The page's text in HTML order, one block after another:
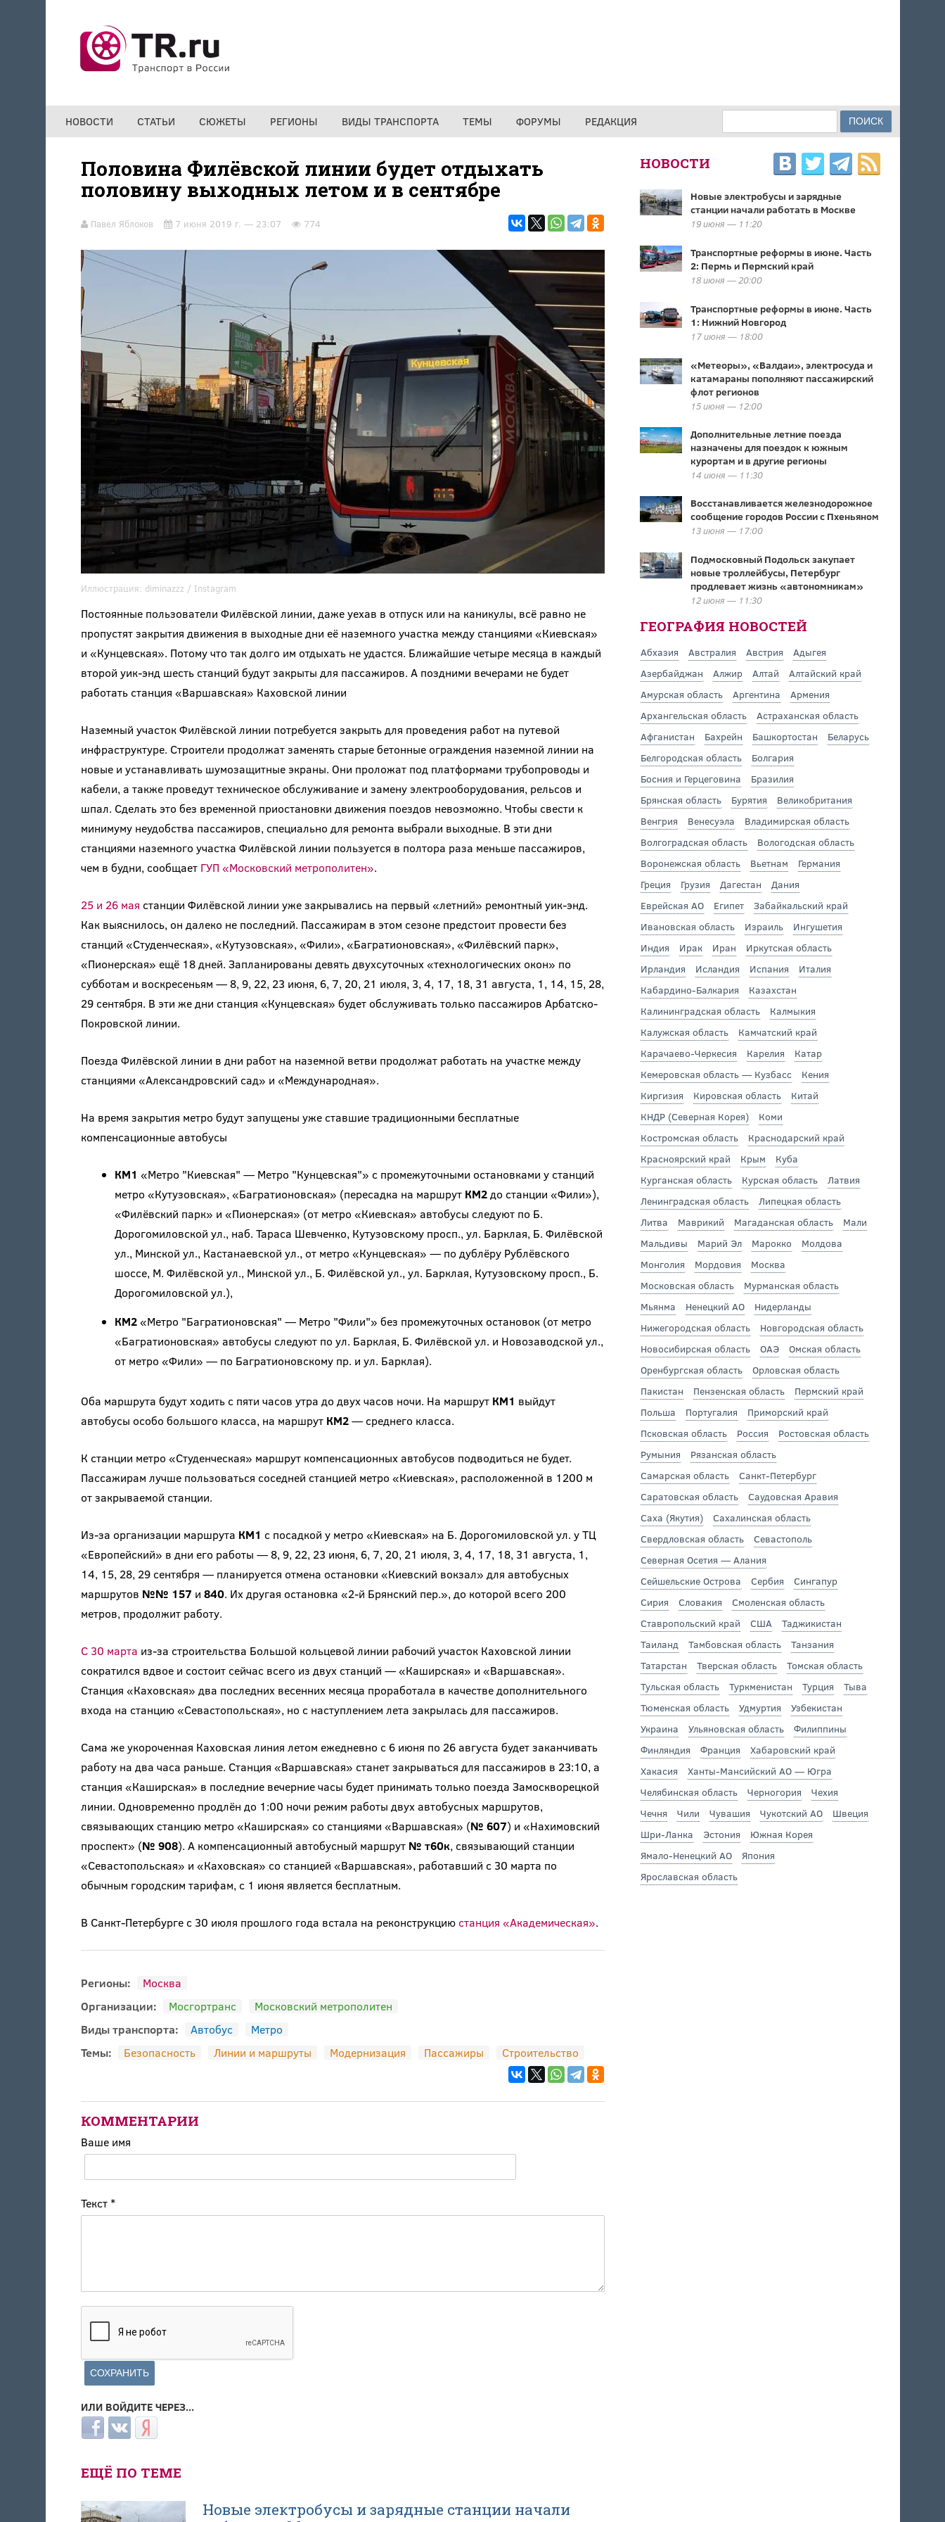
НОВОСТИ СТАТЬИ СЮЖЕТЫ РЕГИОНЫ ВИДЫ ТРАНСПОРТА ТЕМЫ ФОРУМЫ РЕДАКЦИЯ ФОРМА ПОИСКА
Половина Филёвской линии будет отдыхать
половину выходных летом и в сентябре
Павел Яблоков 7 июня 2019 г. — 23:07 774
Иллюстрация: diminazzz / Instagram
Постоянные пользователи Филёвской линии, даже уехав в отпуск или на каникулы, всё равно не
пропустят закрытия движения в выходные дни её наземного участка между станциями «Киевская»
и «Кунцевская». Потому что так долго им отдыхать не удастся. Ближайшие четыре месяца в каждый
второй уик-энд шесть станций будут закрыты для пассажиров. А поздними вечерами не будет
работать станция «Варшавская» Каховской линии
Наземный участок Филёвской линии потребуется закрыть для проведения работ на путевой
инфраструктуре. Строители продолжат заменять старые бетонные ограждения наземной линии на
новые и устанавливать шумозащитные экраны. Они проложат под платформами трубопроводы и
кабели, а также проведут техническое обслуживание и замену электрооборудования, рельсов и
шпал. Сделать это без временной приостановки движения поездов невозможно. Чтобы свести к
минимуму неудобства пассажиров, специально для ремонта выбрали выходные. В эти дни
станциями наземного участка Филёвской линии пользуется в полтора раза меньше пассажиров,
чем в будни, сообщает ГУП «Московский метрополитен».
25 и 26 мая станции Филёвской линии уже закрывались на первый «летний» ремонтный уик-энд.
Как выяснилось, он далеко не последний. Пассажирам в этом сезоне предстоит провести без
станций «Студенческая», «Кутузовская», «Фили», «Багратионовская», «Филёвский парк»,
«Пионерская» ещё 18 дней. Запланированы девять двухсуточных «технологических окон» по
субботам и воскресеньям — 8, 9, 22, 23 июня, 6, 7, 20, 21 июля, 3, 4, 17, 18, 31 августа, 1, 14, 15, 28,
29 сентября. В эти же дни станция «Кунцевская» будет обслуживать только пассажиров Арбатско-
Покровской линии.
Поезда Филёвской линии в дни работ на наземной ветви продолжат работать на участке между
станциями «Александровский сад» и «Международная».
На время закрытия метро будут запущены уже ставшие традиционными бесплатные
компенсационные автобусы
КМ1 «Метро "Киевская" — Метро "Кунцевская"» с промежуточными остановками у станций
метро «Кутузовская», «Багратионовская» (пересадка на маршрут КМ2до станции «Фили»),
«Филёвский парк» и «Пионерская» (от метро «Киевская» автобусы следуют по Б.
Дорогомиловской ул., наб. Тараса Шевченко, Кутузовскому просп., ул. Барклая, Б. Филёвской
ул., Минской ул., Кастанаевской ул., от метро «Кунцевская» — по дублёру Рублёвского
шоссе, М. Филёвской ул., Минской ул., Б. Филёвской ул., ул. Барклая, Кутузовскому просп., Б.
Дорогомиловской ул.),
КМ2«Метро "Багратионовская" — Метро "Фили"» без промежуточных остановок (от метро
«Багратионовская» автобусы следуют по ул. Барклая, Б. Филёвской ул. и Новозаводской ул.,
от метро «Фили» — по Багратионовскому пр. и ул. Барклая).
Оба маршрута будут ходить с пяти часов утра до двух часов ночи. На маршрут КМ1 выйдут
автобусы особо большого класса, на маршрут КМ2— среднего класса.
К станции метро «Студенческая» маршрут компенсационных автобусов подводиться не будет.
Пассажирам лучше пользоваться соседней станцией метро «Киевская», расположенной в 1200 м
от закрываемой станции.
Из-за организации маршрута КМ1 с посадкой у метро «Киевская» на Б. Дорогомиловской ул. у ТЦ
«Европейский» в дни его работы — 8, 9, 22, 23 июня, 6, 7, 20, 21 июля, 3, 4, 17, 18, 31 августа, 1,
14, 15, 28, 29 сентября — планируется отмена остановки «Киевский вокзал» для автобусных
маршрутов №№ 157 и 840. Их другая остановка «2-й Брянский пер.», до которой всего 200
метров, продолжит работу.
С 30 марта из-за строительства Большой кольцевой линии рабочий участок Каховской линии
сократился вдвое и состоит сейчас всего из двух станций — «Каширская» и «Варшавская».
Станция «Каховская» два последних весенних месяца проработала в качестве дополнительного
входа на станцию «Севастопольская», но с наступлением лета закрылась для пассажиров.
Сама же укороченная Каховская линия летом ежедневно с 6 июня по 26 августа будет заканчивать
работу на два часа раньше. Станция «Варшавская» станет закрываться для пассажиров в 23:10, а
станция «Каширская» в последние вечерние часы будет принимать только поезда Замоскворецкой
линии. Одновременно продлён до 1:00 ночи режим работы двух автобусных маршрутов,
связывающих станцию метро «Каширская» со станциями «Варшавская» (№ 607) и «Нахимовский
проспект» (№ 908). А компенсационный автобусный маршрут № т60к, связывающий станции
«Севастопольская» и «Каховская» со станцией «Варшавская», работавший с 30 марта по
обычным городским тарифам, с 1 июня является бесплатным.
В Санкт-Петербурге с 30 июля прошлого года встала на реконструкцию станция «Академическая».
Регионы:
Москва
Организации:
Мосгортранс
Московский метрополитен
Виды транспорта:
Автобус
Метро
Темы:
Безопасность Линии и маршруты Модернизация Пассажиры Строительство
КОММЕНТАРИИ
Ваше имя
Текст *
ИЛИ ВОЙДИТЕ ЧЕРЕЗ...
Login with Facebook
Login with ВКонтакте
Login with Яндекс
ЕЩЁ ПО ТЕМЕ
Новые электробусы и зарядные станции начали
НОВОСТИ
Новые электробусы и зарядные
станции начали работать в Москве
19 июня — 11:20
Транспортные реформы в июне. Часть
2: Пермь и Пермский край
18 июня — 20:00
Транспортные реформы в июне. Часть
1: Нижний Новгород
17 июня — 18:00
«Метеоры», «Валдаи», электросуда и
катамараны пополняют пассажирский
флот регионов
15 июня — 12:00
Дополнительные летние поезда
назначены для поездок к южным
курортам и в другие регионы
14 июня — 11:30
Восстанавливается железнодорожное
сообщение городов России с Пхеньяном
13 июня — 17:00
Подмосковный Подольск закупает
новые троллейбусы, Петербург
продлевает жизнь «автономникам»
12 июня — 11:30
ГЕОГРАФИЯ НОВОСТЕЙ
Абхазия Австралия Австрия
Адыгея
Азербайджан
Алжир Алтай
Алтайский край
Амурская область
Аргентина
Армения
Архангельская область
Астраханская область
Афганистан
Бахрейн Башкортостан
Беларусь
Белгородская область
Болгария
Босния и Герцеговина
Бразилия
Брянская область
Бурятия
Великобритания
Венгрия
Венесуэла
Владимирская область
Волгоградская область
Вологодская область
Воронежская область
Вьетнам
Германия
Греция
Грузия Дагестан
Дания
Еврейская АО
Египет
Забайкальский край
Ивановская область
Израиль
Ингушетия
Индия
Ирак Иран
Иркутская область
Ирландия
Исландия Испания
Италия
Кабардино-Балкария
Казахстан
Калининградская область
Калмыкия
Калужская область
Камчатский край
Карачаево-Черкесия
Карелия
Катар
Кемеровская область — Кузбасс
Кения
Киргизия
Кировская область
Китай
КНДР (Северная Корея)
Коми
Костромская область
Краснодарский край
Красноярский край
Крым
Куба
Курганская область
Курская область
Латвия
Ленинградская область
Липецкая область
Литва
Маврикий Магаданская область
Мали
Мальдивы
Марий Эл Марокко
Молдова
Монголия
Мордовия
Москва
Московская область
Мурманская область
Мьянма
Ненецкий АО
Нидерланды
Нижегородская область
Новгородская область
Новосибирская область
ОАЭ
Омская область
Оренбургская область
Орловская область
Пакистан
Пензенская область
Пермский край
Польша
Португалия
Приморский край
Псковская область
Россия
Ростовская область
Румыния
Рязанская область
Самарская область
Санкт-Петербург
Саратовская область
Саудовская Аравия
Саха (Якутия)
Сахалинская область
Свердловская область
Севастополь
Северная Осетия — Алания
Сейшельские Острова
Сербия
Сингапур
Сирия
Словакия
Смоленская область
Ставропольский край
США
Таджикистан
Таиланд
Тамбовская область
Танзания
Татарстан
Тверская область
Томская область
Тульская область
Туркменистан Турция
Тыва
Тюменская область
Удмуртия
Узбекистан
Украина
Ульяновская область
Филиппины
Финляндия
Франция
Хабаровский край
Хакасия
Ханты-Мансийский АО — Югра
Челябинская область
Черногория
Чехия
Чечня
Чили Чувашия Чукотский АО
Швеция
Шри-Ланка
Эстония
Южная Корея
Ямало-Ненецкий АО
Япония
Ярославская область